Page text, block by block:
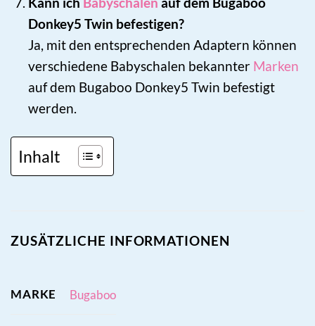
Donkey5 Twin befestigen?
Ja, mit den entsprechenden Adaptern können
verschiedene Babyschalen bekannter Marken
auf dem Bugaboo Donkey5 Twin befestigt
werden.
Inhalt
ZUSÄTZLICHE INFORMATIONEN
MARKE Bugaboo